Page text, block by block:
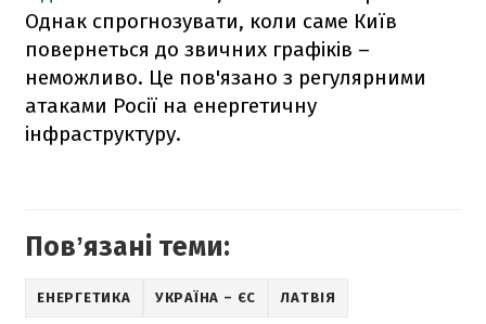
Однак спрогнозувати, коли саме Київ
повернеться до звичних графіків –
неможливо. Це пов'язано з регулярними
атаками Росії на енергетичну
інфраструктуру.
Повʼязані теми:
ЕНЕРГЕТИКА УКРАЇНА – ЄС ЛАТВІЯ